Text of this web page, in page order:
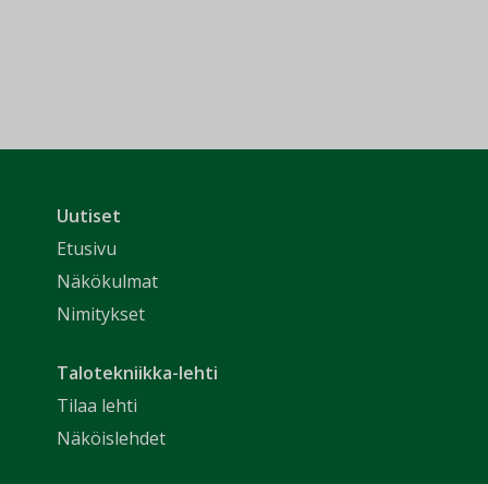
Uutiset
Etusivu
Näkökulmat
Nimitykset
Talotekniikka-lehti
Tilaa lehti
Näköislehdet